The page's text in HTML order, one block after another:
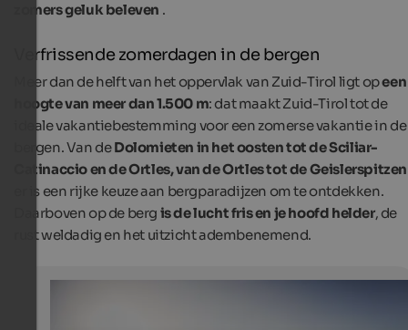
zomers geluk beleven .
Verfrissende zomerdagen in de bergen
Meer dan de helft van het oppervlak van Zuid-Tirol ligt opeen
hoogte van meer dan 1.500 m: dat maakt Zuid-Tirol tot de
ideale vakantiebestemming voor een zomerse vakantie in de
bergen. Van deDolomieten in het oosten tot de Sciliar-
Catinaccio en de Ortles, van de Ortles tot de Geislerspitzen
er is een rijke keuze aan bergparadijzen om te ontdekken.
Daarboven op de berg is de lucht fris en je hoofd helder, de
rust weldadig en het uitzicht adembenemend.